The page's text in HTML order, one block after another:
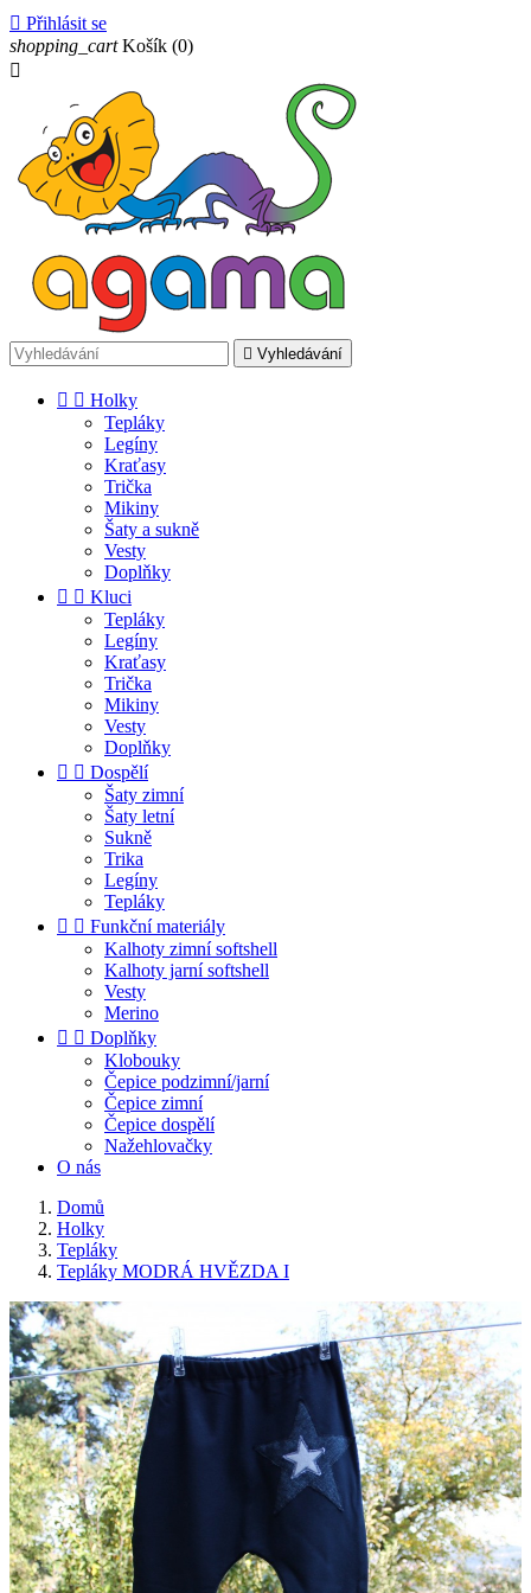
 Přihlásit se
shopping_cart Košík (0)

 Vyhledávání
  Holky
Tepláky
Legíny
Kraťasy
Trička
Mikiny
Šaty a sukně
Vesty
Doplňky
  Kluci
Tepláky
Legíny
Kraťasy
Trička
Mikiny
Vesty
Doplňky
  Dospělí
Šaty zimní
Šaty letní
Sukně
Trika
Legíny
Tepláky
  Funkční materiály
Kalhoty zimní softshell
Kalhoty jarní softshell
Vesty
Merino
  Doplňky
Klobouky
Čepice podzimní/jarní
Čepice zimní
Čepice dospělí
Nažehlovačky
O nás
Domů
Holky
Tepláky
Tepláky MODRÁ HVĚZDA I